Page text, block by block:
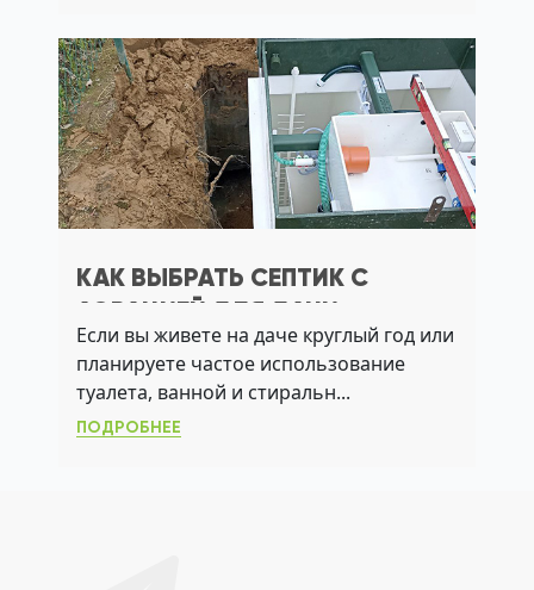
КАК ВЫБРАТЬ СЕПТИК С
АЭРАЦИЕЙ ДЛЯ ДАЧИ:
РЕШЕНИЕ ПРОБЛЕМ С ЛОС, УГВ
И ЗАПАХАМИ
Если вы живете на даче круглый год или
планируете частое использование
туалета, ванной и стиральн...
ПОДРОБНЕЕ